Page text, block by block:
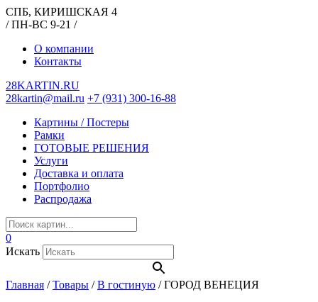
СПБ, КИРИШСКАЯ 4
/ ПН-ВС 9-21 /
О компании
Контакты
28KARTIN.RU
28kartin@mail.ru +7 (931) 300-16-88
Картины / Постеры
Рамки
ГОТОВЫЕ РЕШЕНИЯ
Услуги
Доставка и оплата
Портфолио
Распродажа
0
Искать
Главная /Товары /В гостиную /ГОРОД ВЕНЕЦИЯ